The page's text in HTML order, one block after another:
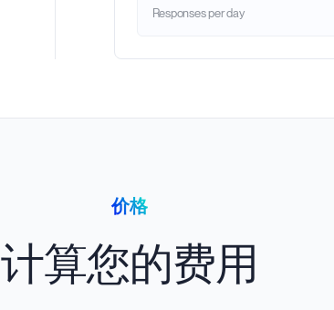
Responses per day
价格
计算您的费用